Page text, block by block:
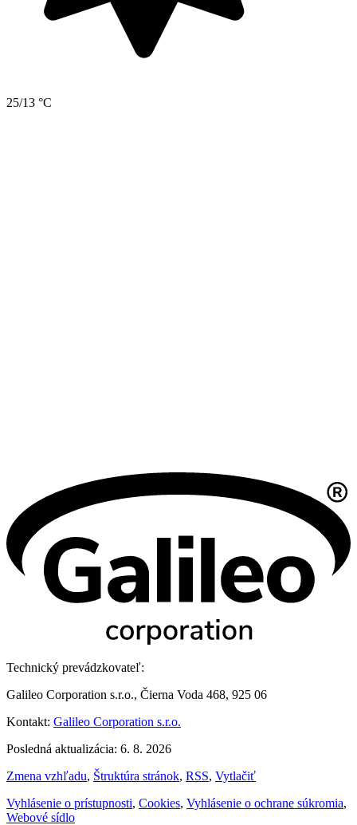
25/13 °C
Technický prevádzkovateľ:
Galileo Corporation s.r.o., Čierna Voda 468, 925 06
Kontakt: Galileo Corporation s.r.o.
Posledná aktualizácia: 6. 8. 2026
Zmena vzhľadu, Štruktúra stránok, RSS, Vytlačiť
Vyhlásenie o prístupnosti, Cookies, Vyhlásenie o ochrane súkromia,
Webové sídlo